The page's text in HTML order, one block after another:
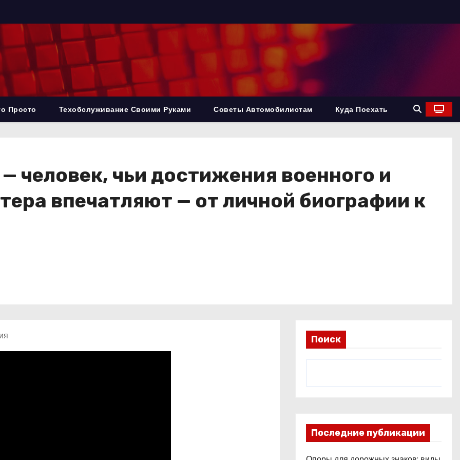
Просто Техобслуживание Своими Руками Советы Автомобилистам Куда Поехать
человек, чьи достижения военного и
впечатляют — от личной биографии к
Поиск
Последние публикации